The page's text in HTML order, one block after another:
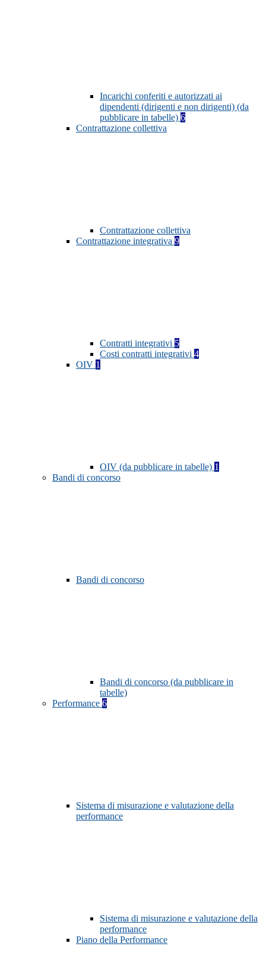
Incarichi conferiti e autorizzati ai
dipendenti (dirigenti e non dirigenti) (da
pubblicare in tabelle) 6
Contrattazione collettiva
Contrattazione collettiva
Contrattazione integrativa 9
Contratti integrativi 5
Costi contratti integrativi 4
OIV 1
OIV (da pubblicare in tabelle) 1
Bandi di concorso
Bandi di concorso
Bandi di concorso (da pubblicare in
tabelle)
Performance 6
Sistema di misurazione e valutazione della
performance
Sistema di misurazione e valutazione della
performance
Piano della Performance